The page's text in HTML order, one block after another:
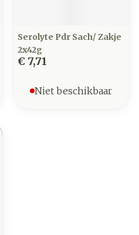
Serolyte Pdr Sach/ Zakje
2x42g
€ 7,71
Niet beschikbaar